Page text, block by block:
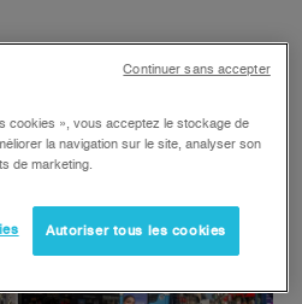
cookies », vous acceptez le stockage de
la navigation sur le site, analyser son
de marketing.
Autoriser tous les cookies
Continuer sans accepter